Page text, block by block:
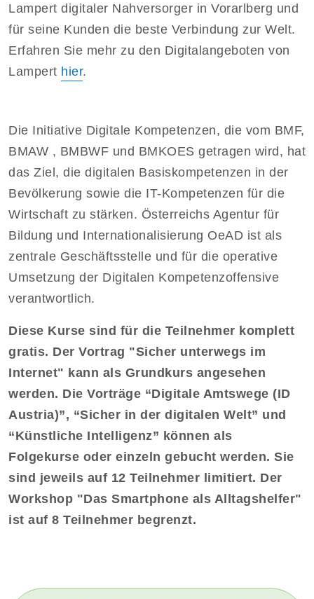
Lampert digitaler Nahversorger in Vorarlberg und
für seine Kunden die beste Verbindung zur Welt.
Erfahren Sie mehr zu den Digitalangeboten von
Lampert hier.
Die Initiative Digitale Kompetenzen, die vom BMF,
BMAW , BMBWF und BMKOES getragen wird, hat
das Ziel, die digitalen Basiskompetenzen in der
Bevölkerung sowie die IT-Kompetenzen für die
Wirtschaft zu stärken. Österreichs Agentur für
Bildung und Internationalisierung OeAD ist als
zentrale Geschäftsstelle und für die operative
Umsetzung der Digitalen Kompetenzoffensive
verantwortlich.
Diese Kurse sind für die Teilnehmer komplett
gratis. Der Vortrag "Sicher unterwegs im
Internet" kann als Grundkurs angesehen
werden. Die Vorträge “Digitale Amtswege (ID
Austria)”, “Sicher in der digitalen Welt” und
“Künstliche Intelligenz” können als
Folgekurse oder einzeln gebucht werden. Sie
sind jeweils auf 12 Teilnehmer limitiert. Der
Workshop "Das Smartphone als Alltagshelfer"
ist auf 8 Teilnehmer begrenzt.